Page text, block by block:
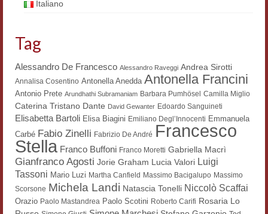
Didattica
Master INFOTEXT
Workshop DH
Summer School DH
ERASMUS/DEMM
Storia e forme della canzone
Italiano
Tag
Alessandro De Francesco Alessandro Raveggi Andrea Sirotti
Annalisa Cosentino Antonella Anedda Antonella Francini
Antonio Prete Arundhathi Subramaniam Barbara Pumhösel Camilla Miglio
Caterina Tristano Dante David Gewanter Edoardo Sanguineti
Elisabetta Bartoli Elisa Biagini Emiliano Degl’Innocenti Emmanuela
Carbé Fabio Zinelli Fabrizio De André Francesco
Stella Franco Buffoni Franco Moretti Gabriella Macrì
Gianfranco Agosti Jorie Graham Lucia Valori Luigi
Tassoni Mario Luzi Martha Canfield Massimo Bacigalupo Massimo
Scorsone Michela Landi Natascia Tonelli Niccolò Scaffai
Orazio Paolo Mastandrea Paolo Scotini Roberto Carifi Rosaria Lo